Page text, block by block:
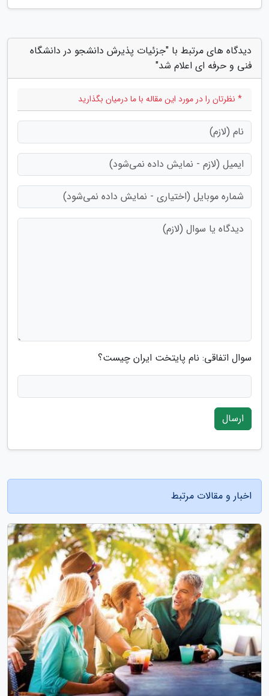
دیدگاه های مرتبط با "جزئیات پذیرش دانشجو در دانشگاه
فنی و حرفه ای اعلام شد"
* نظرتان را در مورد این مقاله با ما درمیان بگذارید
سوال اتفاقی: نام پایتخت ایران چیست؟
ارسال
اخبار و مقالات مرتبط